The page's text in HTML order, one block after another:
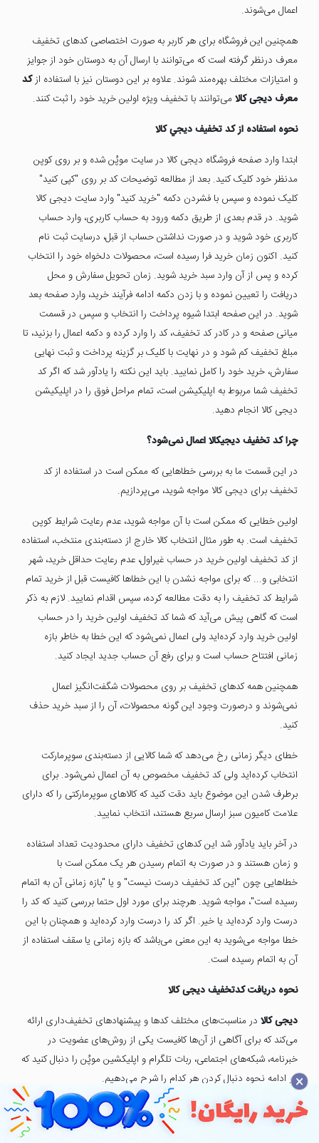
اعمال می‌شوند.
همچنین این فروشگاه برای هر کاربر به صورت اختصاصی کدهای تخفیف
معرف درنظر گرفته است که می‌توانند با ارسال آن به دوستان خود از جوایز
و امتیازات مختلف بهره‌مند شوند. علاوه بر این دوستان نیز با استفاده ازکد
معرف دیجی کالامی‌توانند با تخفیف ویژه اولین خرید خود را ثبت کنند.
نحوه استفاده از كد تخفيف ديجي كالا
ابتدا وارد صفحه فروشگاه دیجی کالا در سایت موپُن شده و بر روی کوپن
مدنظر خود کلیک کنید. بعد از مطالعه توضیحات کد بر روی "کپی کنید"
کلیک نموده و سپس با فشردن دکمه "خرید کنید" وارد سایت دیجی کالا
شوید. در قدم بعدی از طریق دکمه ورود به حساب کاربری، وارد حساب
کاربری خود شوید و در صورت نداشتن حساب از قبل، درسایت ثبت نام
کنید. اکنون زمان خرید فرا رسیده است، محصولات دلخواه خود را انتخاب
کرده و پس از آن وارد سبد خرید شوید. زمان تحویل سفارش و محل
دریافت را تعیین نموده و با زدن دکمه ادامه فرآیند خرید، وارد صفحه بعد
شوید. در این صفحه ابتدا شیوه پرداخت را انتخاب و سپس در قسمت
میانی صفحه و در کادر کد تخفیف، کد را وارد کرده و دکمه اعمال را بزنید، تا
مبلغ تخفیف کم شود و در نهایت با کلیک بر گزینه پرداخت و ثبت نهایی
سفارش، خرید خود را کامل نمایید. باید این نکته را یادآور شد که اگر کد
تخفیف شما مربوط به اپلیکیشن است، تمام مراحل فوق را در اپلیکیشن
دیجی کالا انجام دهید.
چرا کد تخفیف دیجیکالا اعمال نمی‌شود؟
در این قسمت ما به بررسی خطاهایی که ممکن است در استفاده از کد
تخفیف برای دیجی کالا مواجه شوید، می‌پردازیم.
اولین خطایی که ممکن است با آن مواجه شوید، عدم رعایت شرایط کوپن
تخفیف است. به طور مثال انتخاب کالا خارج از دسته‌بندی منتخب، استفاده
از کد تخفیف اولین خرید در حساب غیراول، عدم رعایت حداقل خرید، شهر
انتخابی و... که برای مواجه نشدن با این خطاها کافیست قبل از خرید تمام
شرایط کد تخفیف را به دقت مطالعه کرده، سپس اقدام نمایید. لازم به ذکر
است که گاهی پیش می‌آید که شما کد تخفیف اولین خرید را در حساب
اولین خرید وارد کرده‌اید ولی اعمال نمی‌شود که این خطا به خاطر بازه
زمانی افتتاح حساب است و برای رفع آن حساب جدید ایجاد کنید.
همچنین همه کدهای تخفیف بر روی محصولات شگفت‌انگیز اعمال
نمی‌شوند و درصورت وجود این گونه محصولات، آن را از سبد خرید حذف
کنید.
خطای دیگر زمانی رخ می‌دهد که شما کالایی از دسته‌بندی سوپرمارکت
انتخاب کرده‌اید ولی کد تخفیف مخصوص به آن اعمال نمی‌شود. برای
برطرف شدن این موضوع باید دقت کنید که کالاهای سوپرمارکتی را که دارای
علامت کامیون سبز ارسال سریع هستند، انتخاب نمایید.
در آخر باید یادآور شد این کدهای تخفیف دارای محدودیت تعداد استفاده
و زمان هستند و در صورت به اتمام رسیدن هر یک ممکن است با
خطاهایی چون "این کد تخفیف درست نیست" و یا "بازه زمانی آن به اتمام
رسیده است"، مواجه شوید. هرچند برای مورد اول حتما بررسی کنید که کد را
درست وارد کرده‌اید یا خیر. اگر کد را درست وارد کرده‌اید و همچنان با این
خطا مواجه می‌شوید به این معنی می‌باشد که بازه زمانی یا سقف استفاده از
آن به اتمام رسیده است.
نحوه دریافت کدتخفیف دیجی کالا
دیجی کالا در مناسبت‌های مختلف کدها و پیشنهادهای تخفیف‌داری ارائه
می‌کند که برای آگاهی از آن‌ها کافیست یکی از روش‌های عضویت در
خبرنامه، شبکه‌های اجتماعی، ربات تلگرام و اپلیکشین موپُن را دنبال کنید که
در ادامه نحوه دنبال کردن هر کدام را شرح می‌دهیم.
برای عضویت در خبرنامه دیجی کالا و مطلع شدن از کالاهای تخفیف دار
دیجی کالا، کافیست ایمیل خود را در ابتدای صفحه فروشگاه دیجی کالا در
×